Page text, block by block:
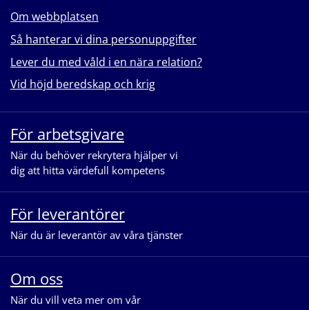
Om webbplatsen
Så hanterar vi dina personuppgifter
Lever du med våld i en nära relation?
Vid höjd beredskap och krig
För arbetsgivare
När du behöver rekrytera hjälper vi
dig att hitta värdefull kompetens
För leverantörer
När du är leverantör av våra tjänster
Om oss
När du vill veta mer om vår